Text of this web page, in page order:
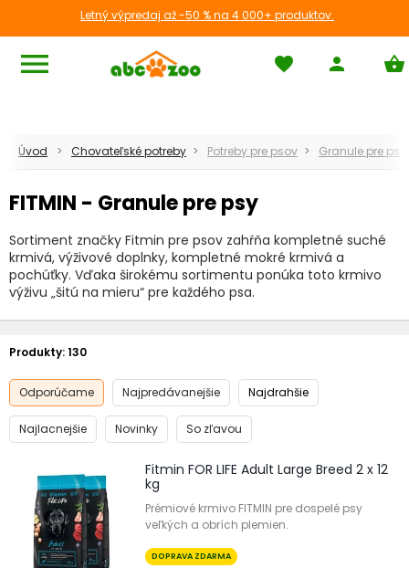
Letný výpredaj až -50 % na 4 000+ produktov.
menu favorite person shopping_basket
Úvod Chovateľské potreby Potreby pre psov Granule pre psy
FITMIN - Granule pre psy
Sortiment značky Fitmin pre psov zahŕňa kompletné suché
krmivá, výživové doplnky, kompletné mokré krmivá a
pochúťky. Vďaka širokému sortimentu ponúka toto krmivo
výživu „šitú na mieru“ pre každého psa.
Produkty:130
Odporúčame Najpredávanejšie Najdrahšie
Najlacnejšie Novinky So zľavou
Fitmin FOR LIFE Adult Large Breed 2 x 12
kg
Prémiové krmivo FITMIN pre dospelé psy
veľkých a obrích plemien.
DOPRAVA ZDARMA